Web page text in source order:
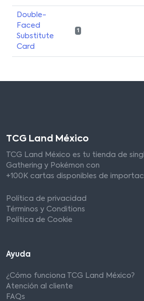
Double-
Faced
Substitute
Card
1
TCG Land México
TCG Land México es tu tienda de
Gathering y Pokémon con
+100K cartas disponibles de
Política de privacidad
Términos y Conditions
Política de Cookie
Ayuda
¿Cómo funciona TCG Land México?
Atención al cliente
FAQs